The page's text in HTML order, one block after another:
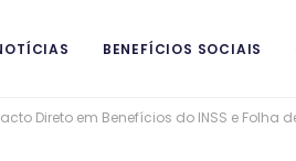
BENEFÍCIOS SOCIAIS
Direto em Benefícios do INSS e Folha